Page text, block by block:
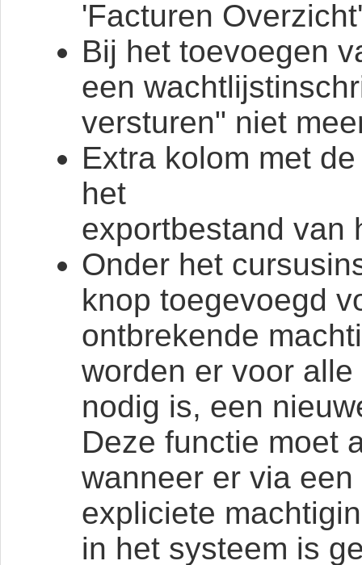
'Facturen
Bij het toevoegen
een
versturen" niet
Extra kolom met
het
exportbestand van
Onder het
knop toegevoegd
ontbrekende
worden er voor
nodig is, een
Deze functie moet
wanneer er via
expliciete
in het systeem is